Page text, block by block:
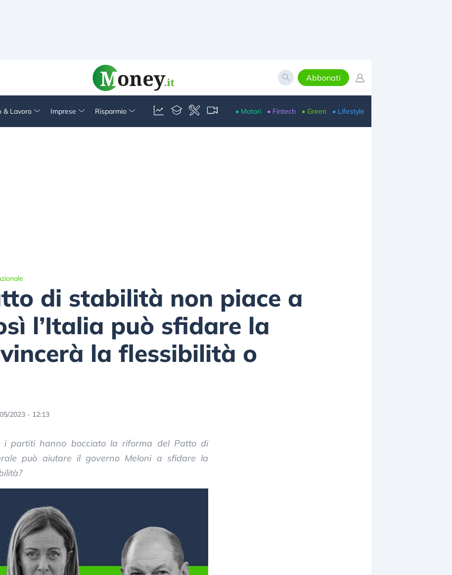
Abbonati
& Lavoro Imprese Risparmio • Motori • Fintech • Green • Lifestyle
di stabilità non piace a
l’Italia può sfidare la
la flessibilità o
2023 - 12:13
i partiti hanno bocciato la riforma del Patto di
può aiutare il governo Meloni a sfidare la